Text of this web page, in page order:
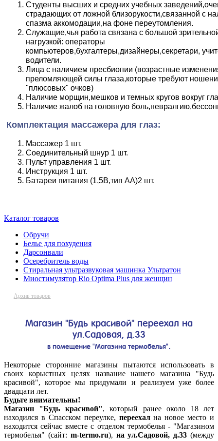
Студенты высших и средних учебных
страдающих от ложной близорукости,связанной с
спазма аккомодации,на фоне переутомления.
Служащие,чья работа связана с большой
нагрузкой: операторы
компьютеров,бухгалтеры,дизайнеры,секретари,
водители.
Лица с наличием пресбиопии (возрастные
преломляющей силы глаза,которые требуют
"плюсовых" очков)
Наличие морщин,мешков и темных кругов вокруг
Наличие жалоб на головную
Комплектация массажера для глаз:
Массажер 1 шт.
Соединительный шнур 1 шт.
Пульт управления 1 шт.
Инструкция 1 шт.
Батареи питания (1,5В,тип АА)2 шт.
Каталог товаров
Обручи
Белье для похудения
Дарсонвали
Осеребритель воды
Стиральная ультразвуковая машинка Ультратон
Миостимулятор Rio Optima Plus для женщин
Архив товаров
Магазин "Будь красивой" переехал на
ул.Садовая, д.33
в помещение "Магазина термобелья".
Некоторые сторонние магазины пытаются использовать в
своих корыстных целях название нашего магазина "Будь
красивой", которое мы придумали и реализуем уже более
двадцати лет.
Будьте внимательны!
Магазин "Будь красивой", который ранее около 18 лет
находился в Спасском переулке, переехална новое место и
находится сейчас вместе с отделом термобелья - "Магазином
термобелья" (сайт: m-termo.ru), на ул.Садовой, д.33 (между